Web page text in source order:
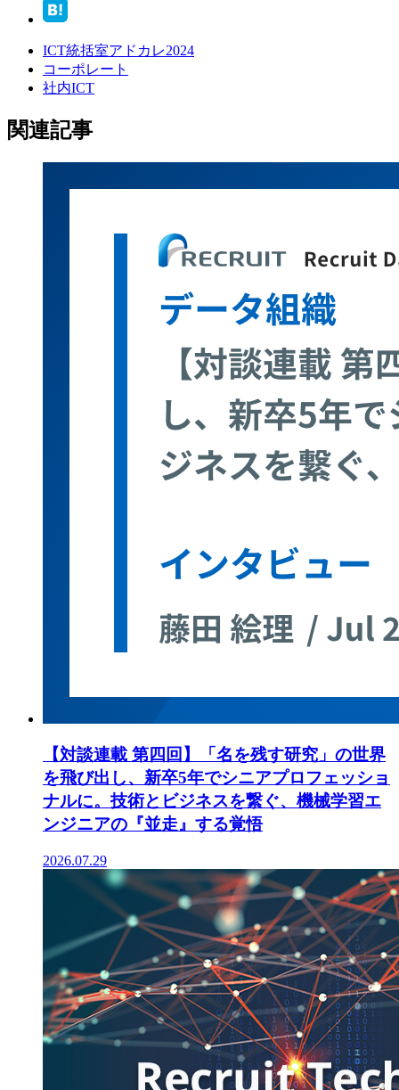
ICT統括室アドカレ2024
コーポレート
社内ICT
関連記事
【対談連載 第四回】「名を残す研究」の世界
を飛び出し、新卒5年でシニアプロフェッショ
ナルに。技術とビジネスを繋ぐ、機械学習エ
ンジニアの『並走』する覚悟
2026.07.29